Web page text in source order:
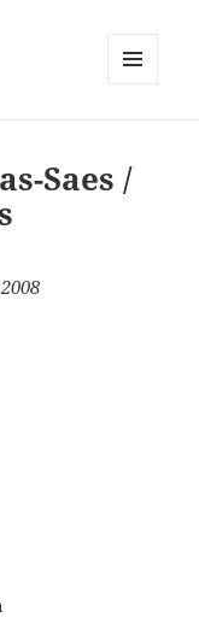
Saes /